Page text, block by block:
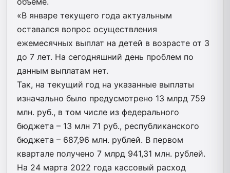
«В январе текущего года актуальным
оставался вопрос осуществления
ежемесячных выплат на детей в возрасте от 3
до 7 лет. На сегодняшний день проблем по
данным выплатам нет.
Так, на текущий год на указанные выплаты
изначально было предусмотрено 13 млрд 759
млн. руб., в том числе из федерального
бюджета – 13 млн 71 руб., республиканского
бюджета – 687,96 млн. рублей. В первом
квартале получено 7 млрд 941,31 млн. рублей.
На 24 марта 2022 года кассовый расход